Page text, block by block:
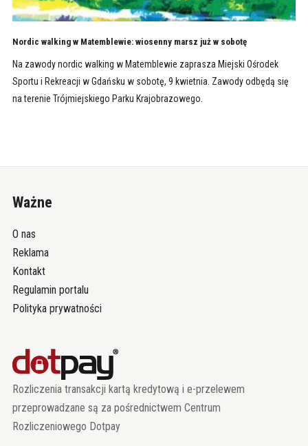
Nordic walking w Matemblewie: wiosenny marsz już w sobotę
Na zawody nordic walking w Matemblewie zaprasza Miejski Ośrodek
Sportu i Rekreacji w Gdańsku w sobotę, 9 kwietnia. Zawody odbędą się
na terenie Trójmiejskiego Parku Krajobrazowego.
Ważne
O nas
Reklama
Kontakt
Regulamin portalu
Polityka prywatności
Rozliczenia transakcji kartą kredytową i e-przelewem
przeprowadzane są za pośrednictwem Centrum
Rozliczeniowego Dotpay